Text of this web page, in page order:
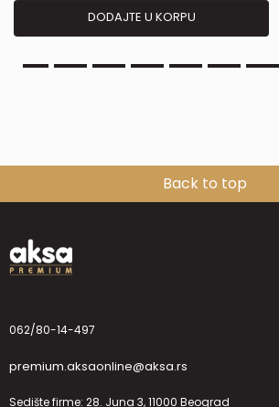
DODAJTE U KORPU
Back to top
062/80-14-497
premium.aksaonline@aksa.rs
Sedište firme: 28. Juna 3, 11000 Beograd